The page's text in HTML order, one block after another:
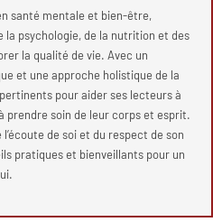
santé mentale et bien-être,
la psychologie, de la nutrition et des
la qualité de vie. Avec un
et une approche holistique de la
pour aider ses lecteurs à
prendre soin de leur corps et esprit.
de soi et du respect de son
pratiques et bienveillants pour un